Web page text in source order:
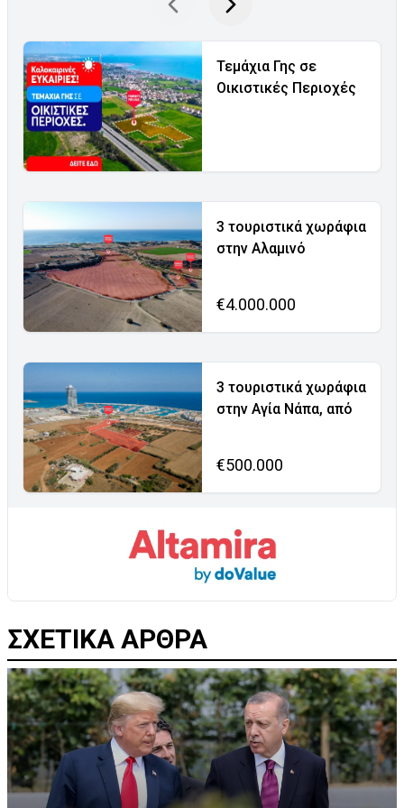
Τεμάχια Γης σε
Οικιστικές Περιοχές
3 τουριστικά χωράφια
στην Αλαμινό
€4.000.000
3 τουριστικά χωράφια
στην Αγία Νάπα, από
€500.000
ΣΧΕΤΙΚΑ ΑΡΘΡΑ